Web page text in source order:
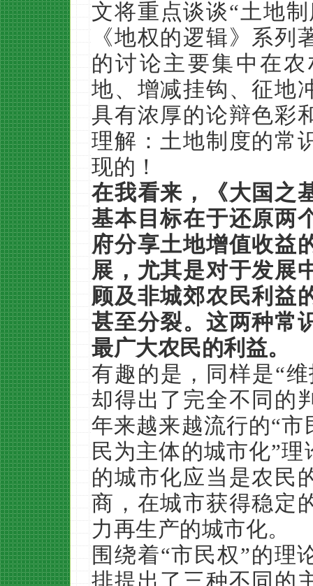
文将重点谈谈“土地
《地权的逻辑》系
的讨论主要集中在
地、增减挂钩、征地
具有浓厚的论辩色彩
理解：土地制度的常
现的！
在我看来，《大国之
基本目标在于还原两
府分享土地增值收益
展，尤其是对于发展
顾及非城郊农民利益
甚至分裂。这两种常
最广大农民的利益。
有趣的是，同样是“
却得出了完全不同的
年来越来越流行的“
民为主体的城市化”
的城市化应当是农民
商，在城市获得稳定
力再生产的城市化。
围绕着“市民权”的理
排提出了三种不同的